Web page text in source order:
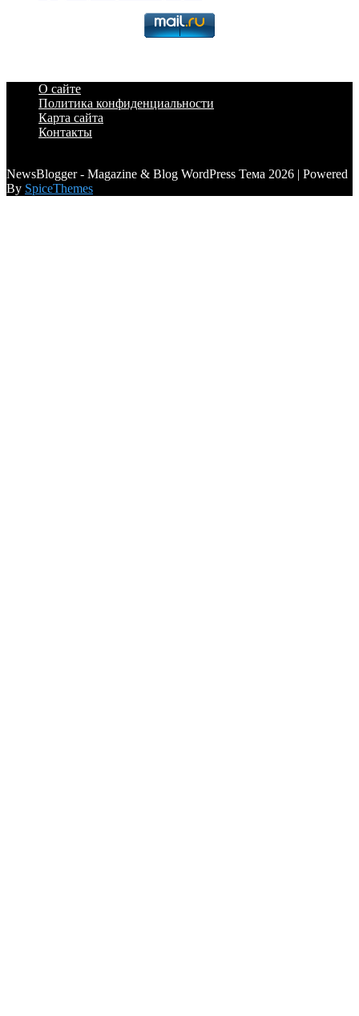
О сайте
Политика конфиденциальности
Карта сайта
Контакты
NewsBlogger - Magazine & Blog WordPress Тема 2026 | Powered
By SpiceThemes